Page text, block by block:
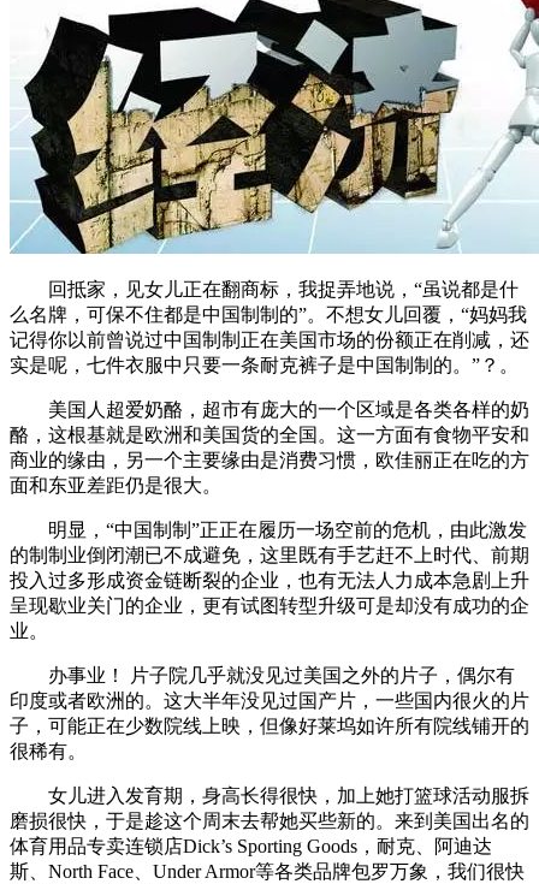
回抵家，见女儿正在翻商标，我捉弄地说，“虽说都是什
么名牌，可保不住都是中国制制的”。不想女儿回覆，“妈妈我
记得你以前曾说过中国制制正在美国市场的份额正在削减，还
实是呢，七件衣服中只要一条耐克裤子是中国制制的。”？。
美国人超爱奶酪，超市有庞大的一个区域是各类各样的奶
酪，这根基就是欧洲和美国货的全国。这一方面有食物平安和
商业的缘由，另一个主要缘由是消费习惯，欧佳丽正在吃的方
面和东亚差距仍是很大。
明显，“中国制制”正正在履历一场空前的危机，由此激发
的制制业倒闭潮已不成避免，这里既有手艺赶不上时代、前期
投入过多形成资金链断裂的企业，也有无法人力成本急剧上升
呈现歇业关门的企业，更有试图转型升级可是却没有成功的企
业。
办事业！ 片子院几乎就没见过美国之外的片子，偶尔有
印度或者欧洲的。这大半年没见过国产片，一些国内很火的片
子，可能正在少数院线上映，但像好莱坞如许所有院线铺开的
很稀有。
女儿进入发育期，身高长得很快，加上她打篮球活动服拆
磨损很快，于是趁这个周末去帮她买些新的。来到美国出名的
体育用品专卖连锁店Dick’s Sporting Goods，耐克、阿迪达
斯、North Face、Under Armor等各类品牌包罗万象，我们很快